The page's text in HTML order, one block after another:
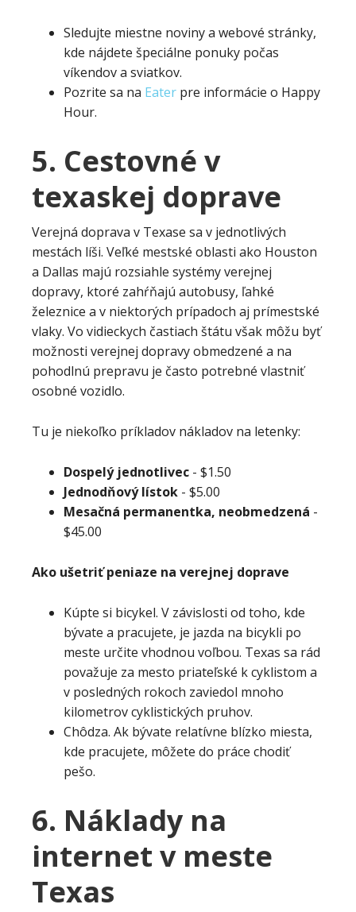
Sledujte miestne noviny a webové stránky,
kde nájdete špeciálne ponuky počas
víkendov a sviatkov.
Pozrite sa na Eater pre informácie o Happy
Hour.
5. Cestovné v
texaskej doprave
Verejná doprava v Texase sa v jednotlivých
mestách líši. Veľké mestské oblasti ako Houston
a Dallas majú rozsiahle systémy verejnej
dopravy, ktoré zahŕňajú autobusy, ľahké
železnice a v niektorých prípadoch aj prímestské
vlaky. Vo vidieckych častiach štátu však môžu byť
možnosti verejnej dopravy obmedzené a na
pohodlnú prepravu je často potrebné vlastniť
osobné vozidlo.
Tu je niekoľko príkladov nákladov na letenky:
Dospelý jednotlivec - $1.50
Jednodňový lístok - $5.00
Mesačná permanentka, neobmedzená -
$45.00
Ako ušetriť peniaze na verejnej doprave
Kúpte si bicykel. V závislosti od toho, kde
bývate a pracujete, je jazda na bicykli po
meste určite vhodnou voľbou. Texas sa rád
považuje za mesto priateľské k cyklistom a
v posledných rokoch zaviedol mnoho
kilometrov cyklistických pruhov.
Chôdza. Ak bývate relatívne blízko miesta,
kde pracujete, môžete do práce chodiť
pešo.
6. Náklady na
internet v meste
Texas